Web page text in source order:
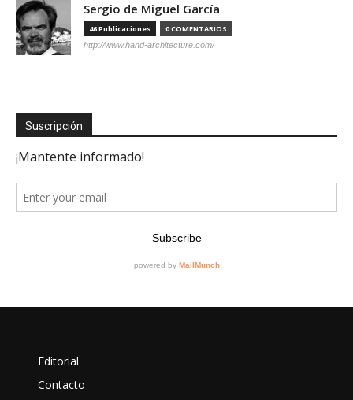
Sergio de Miguel García
46 Publicaciones 0 COMENTARIOS
http://www.hand-architecture.com/
Suscripción
Editorial
Contacto